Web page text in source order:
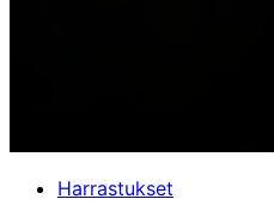
Harrastukset